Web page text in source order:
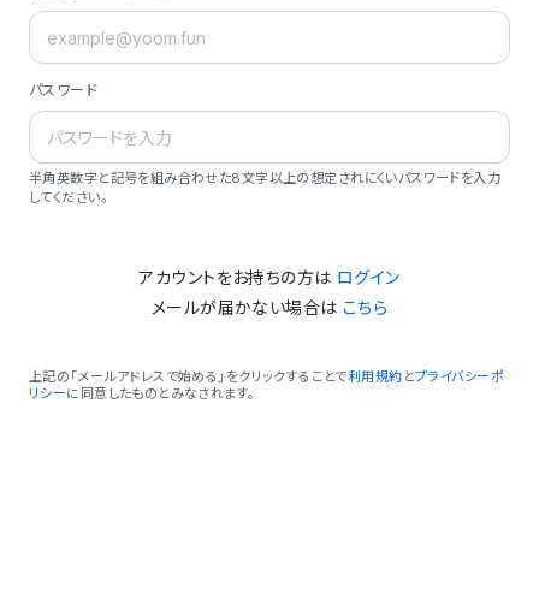
パスワード
半角英数字と記号を組み合わせた8文字以上の想定されにくいパスワードを入力
してください。
アカウントをお持ちの方は ログイン
メールが届かない場合は こちら
上記の「メールアドレスで始める」をクリックすることで利用規約 とプライバシーポ
リシーに同意したものとみなされます。